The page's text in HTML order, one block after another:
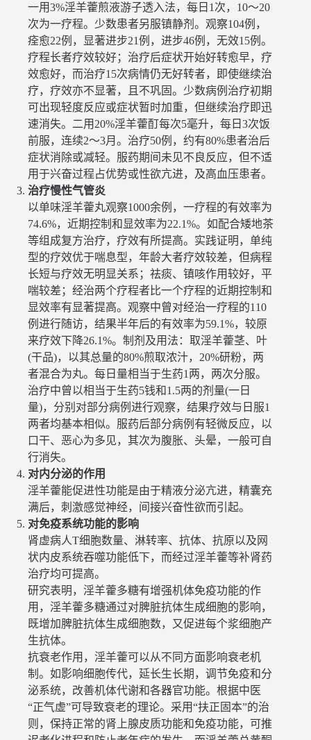
一用3%淫羊藿煎液游子透入法，每日1次，10～20
次为一疗程。少数患者另服镇静剂。观察104例，
痊愈22例，显著进步21例，进步46例，无效15例。
疗程长者疗效较好；治疗后症状开始好转愈早，疗
效愈好，而治疗15次病情仍无好转者，即使继续治
疗，疗效亦不显著，且不巩固。少数病例治疗初期
可出现轻度反应或症状暂时加重，但继续治疗即迅
速消失。二用20%淫羊藿酊每次5毫升，每日3次饭
前服，连续2～3月。治疗50例，约有80%患者治后
症状消除或减轻。服药期间未见不良反应，但不适
用于兴奋过程占优势或性欲亢进，及高血压患者。
治疗慢性气管炎
以单味淫羊藿丸观察1000余例，一疗程的有效率为
74.6%，近期控制和显效率为22.1%。如配合矮地茶
等组成复方治疗，疗效有所提高。实践证明，单纯
型的疗效优于喘息型，年龄大者疗效较差，但病程
长短与疗效无明显关系；祛痰、镇咳作用较好，平
喘较差；经治两个疗程者比一个疗程的近期控制和
显效率有显著提高。观察中曾对经治一疗程的110
例进行随访，结果半年后的有效率为59.1%，较原
来疗效下降26.1%。制剂及用法：取淫羊藿茎、叶
(干品)，以其总量的80%煎取浓汁，20%研粉，两
者混合为丸。每日量相当于生药1两，两次分服。
治疗中曾以相当于生药5钱和1.5两的剂量(一日
量)，分别对部分病例进行观察，结果疗效与日服1
两者均基本相似。服药后部分病例有轻微反应，以
口干、恶心为多见，其次为腹胀、头晕，一般可自
行消失。
对内分泌的作用
淫羊藿能促进性功能是由于精液分泌亢进，精囊充
满后，刺激感觉神经，间接兴奋性欲而引起。
对免疫系统功能的影响
肾虚病人T细胞数量、淋转率、抗体、抗原以及网
状内皮系统吞噬功能低下，而经过淫羊藿等补肾药
治疗均可提高。
研究表明，淫羊藿多糖有增强机体免疫功能的作
用，淫羊藿多糖通过对脾脏抗体生成细胞的影响，
既增加脾脏抗体生成细胞数，又促进每个浆细胞产
生抗体。
抗衰老作用，淫羊藿可以从不同方面影响衰老机
制。如影响细胞传代，延长生长期，调节免疫和分
泌系统，改善机体代谢和各器官功能。根据中医
“正气虚”可导致衰老的理论。采用“扶正固本”的治
则，保持正常的肾上腺皮质功能和免疫功能，可推